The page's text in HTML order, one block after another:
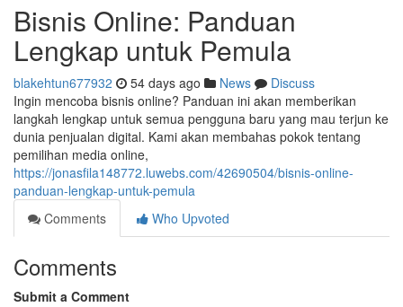
Bisnis Online: Panduan
Lengkap untuk Pemula
blakehtun677932 54 days ago News
Discuss
Ingin mencoba bisnis online? Panduan ini akan memberikan
langkah lengkap untuk semua pengguna baru yang mau terjun ke
dunia penjualan digital. Kami akan membahas pokok tentang
pemilihan media online,
https://jonasfila148772.luwebs.com/42690504/bisnis-online-
panduan-lengkap-untuk-pemula
Comments
Who Upvoted
Comments
Submit a Comment